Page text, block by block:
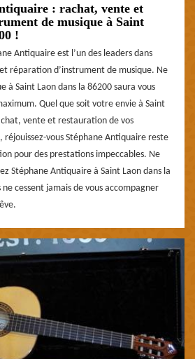
: rachat, vente et
de musique à Saint
!
Antiquaire est l’un des leaders dans
réparation d’instrument de musique. Ne
à Saint Laon dans la 86200 saura vous
Quel que soit votre envie à Saint
vente et restauration de vos
réjouissez-vous Stéphane Antiquaire reste
pour des prestations impeccables. Ne
Stéphane Antiquaire à Saint Laon dans la
cessent jamais de vous accompagner